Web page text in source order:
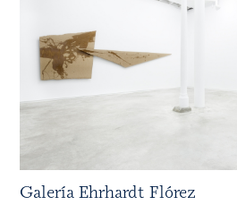
Galería Ehrhardt Flórez